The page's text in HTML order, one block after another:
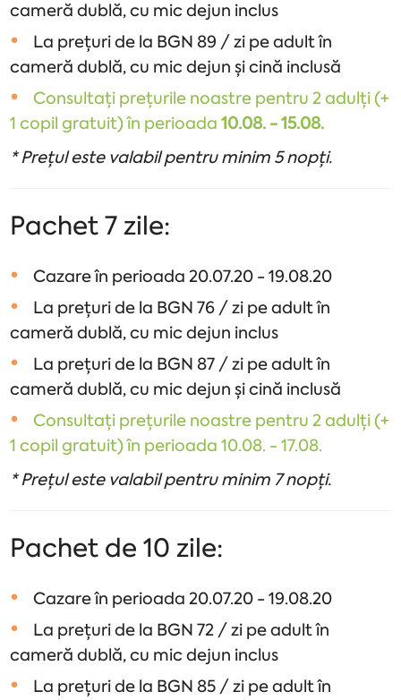
cameră dublă, cu mic dejun inclus
La prețuri de la BGN 89 / zi pe adult în
cameră dublă, cu mic dejun și cină inclusă
Consultați prețurile noastre pentru 2 adulți (+
1 copil gratuit) în perioada10.08. - 15.08.
* Prețul este valabil pentru minim 5 nopți.
Pachet 7 zile:
Cazare în perioada 20.07.20 - 19.08.20
La prețuri de la BGN 76 / zi pe adult în
cameră dublă, cu mic dejun inclus
La prețuri de la BGN 87 / zi pe adult în
cameră dublă, cu mic dejun și cină inclusă
Consultați prețurile noastre pentru 2 adulți (+
1 copil gratuit) în perioada 10.08. - 17.08.
* Prețul este valabil pentru minim 7 nopți.
Pachet de 10 zile:
Cazare în perioada 20.07.20 - 19.08.20
La prețuri de la BGN 72 / zi pe adult în
cameră dublă, cu mic dejun inclus
La prețuri de la BGN 85 / zi pe adult în